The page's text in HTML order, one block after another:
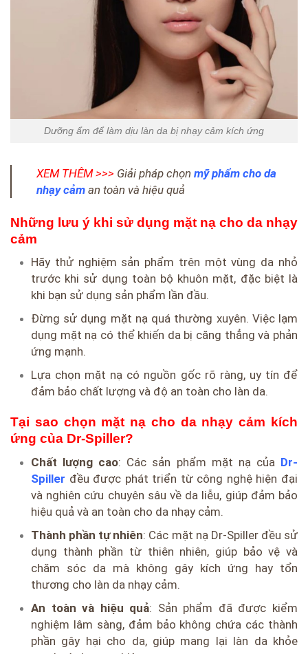
Dưỡng ẩm để làm dịu làn da bị nhạy cảm kích ứng
XEM THÊM >>> Giải pháp chọn mỹ phẩm cho da
nhạy cảm an toàn và hiệu quả
Những lưu ý khi sử dụng mặt nạ cho da nhạy
cảm
Hãy thử nghiệm sản phẩm trên một vùng da nhỏ
trước khi sử dụng toàn bộ khuôn mặt, đặc biệt là
khi bạn sử dụng sản phẩm lần đầu.
Đừng sử dụng mặt nạ quá thường xuyên. Việc lạm
dụng mặt nạ có thể khiến da bị căng thẳng và phản
ứng mạnh.
Lựa chọn mặt nạ có nguồn gốc rõ ràng, uy tín để
đảm bảo chất lượng và độ an toàn cho làn da.
Tại sao chọn mặt nạ cho da nhạy cảm kích
ứng của Dr-Spiller?
Chất lượng cao: Các sản phẩm mặt nạ của Dr-
Spiller đều được phát triển từ công nghệ hiện đại
và nghiên cứu chuyên sâu về da liễu, giúp đảm bảo
hiệu quả và an toàn cho da nhạy cảm.
Thành phần tự nhiên: Các mặt nạ Dr-Spiller đều sử
dụng thành phần từ thiên nhiên, giúp bảo vệ và
chăm sóc da mà không gây kích ứng hay tổn
thương cho làn da nhạy cảm.
An toàn và hiệu quả: Sản phẩm đã được kiểm
nghiệm lâm sàng, đảm bảo không chứa các thành
phần gây hại cho da, giúp mang lại làn da khỏe